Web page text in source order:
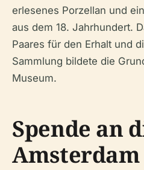
erlesenes Porzellan und
aus dem 18. Jahrhundert.
Paares für den Erhalt und
Sammlung bildete die
Museum.
Spende an
Amsterdam